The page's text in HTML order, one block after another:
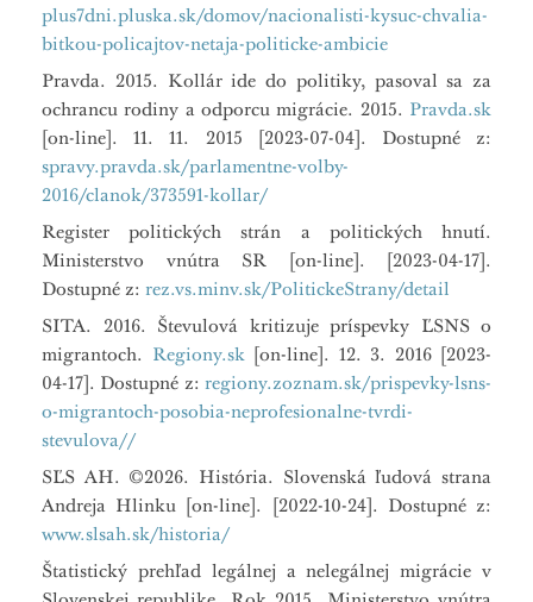
plus7dni.pluska.sk/domov/nacionalisti-kysuc-chvalia-
bitkou-policajtov-netaja-politicke-ambicie
Pravda. 2015. Kollár ide do politiky, pasoval sa za
ochrancu rodiny a odporcu migrácie. 2015. Pravda.sk
[on-line]. 11. 11. 2015 [2023-07-04]. Dostupné z:
spravy.pravda.sk/parlamentne-volby-
2016/clanok/373591-kollar/
Register politických strán a politických hnutí.
Ministerstvo vnútra SR [on-line]. [2023-04-17].
Dostupné z: rez.vs.minv.sk/PolitickeStrany/detail
SITA. 2016. Števulová kritizuje príspevky ĽSNS o
migrantoch. Regiony.sk[on-line]. 12. 3. 2016 [2023-
04-17]. Dostupné z: regiony.zoznam.sk/prispevky-lsns-
o-migrantoch-posobia-neprofesionalne-tvrdi-
stevulova//
SĽS AH. ©2026. História. Slovenská ľudová strana
Andreja Hlinku [on-line]. [2022-10-24]. Dostupné z:
www.slsah.sk/historia/
Štatistický prehľad legálnej a nelegálnej migrácie v